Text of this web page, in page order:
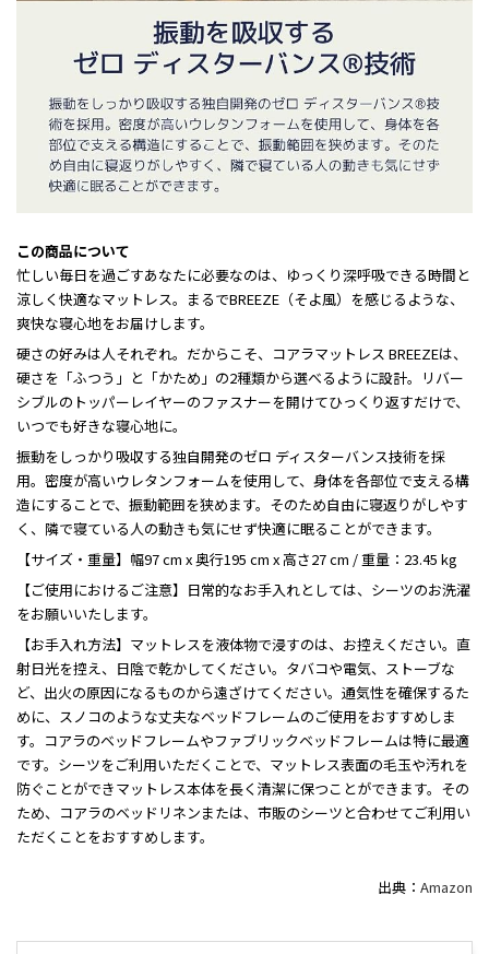
この商品について
忙しい毎日を過ごすあなたに必要なのは、ゆっくり深呼吸できる時間と
涼しく快適なマットレス。まるでBREEZE（そよ風）を感じるような、
爽快な寝心地をお届けします。
硬さの好みは人それぞれ。だからこそ、コアラマットレス BREEZEは、
硬さを「ふつう」と「かため」の2種類から選べるように設計。リバー
シブルのトッパーレイヤーのファスナーを開けてひっくり返すだけで、
いつでも好きな寝心地に。
振動をしっかり吸収する独自開発のゼロ ディスターバンス技術を採
用。密度が高いウレタンフォームを使用して、身体を各部位で支える構
造にすることで、振動範囲を狭めます。そのため自由に寝返りがしやす
く、隣で寝ている人の動きも気にせず快適に眠ることができます。
【サイズ・重量】幅97 cm x 奥行195 cm x 高さ27 cm / 重量：23.45 kg
【ご使用におけるご注意】日常的なお手入れとしては、シーツのお洗濯
をお願いいたします。
【お手入れ方法】マットレスを液体物で浸すのは、お控えください。直
射日光を控え、日陰で乾かしてください。タバコや電気、ストーブな
ど、出火の原因になるものから遠ざけてください。通気性を確保するた
めに、スノコのような丈夫なベッドフレームのご使用をおすすめしま
す。コアラのベッドフレームやファブリックベッドフレームは特に最適
です。シーツをご利用いただくことで、マットレス表面の毛玉や汚れを
防ぐことができマットレス本体を長く清潔に保つことができます。その
ため、コアラのベッドリネンまたは、市販のシーツと合わせてご利用い
ただくことをおすすめします。
出典： Amazon